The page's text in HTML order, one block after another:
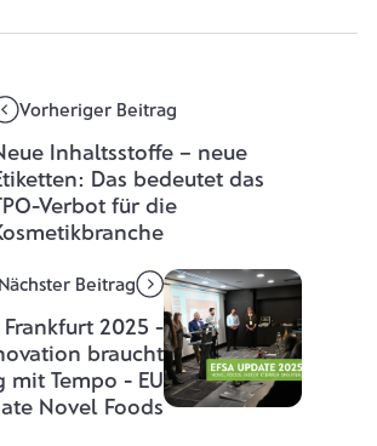
Vorheriger Beitrag
Inhaltsstoffe – neue
Das bedeutet das
Verbot für die
Nächster Beitrag
Frankfurt 2025 -
braucht
mit Tempo - EU
Novel Foods